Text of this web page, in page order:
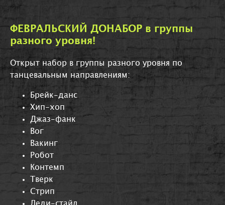
ФЕВРАЛЬСКИЙ ДОНАБОР в группы
разного уровня!
Открыт набор в группы разного уровня по
танцевальным направлениям:
Брейк-данс
Хип-хоп
Джаз-фанк
Вог
Вакинг
Робот
Контемп
Тверк
Стрип